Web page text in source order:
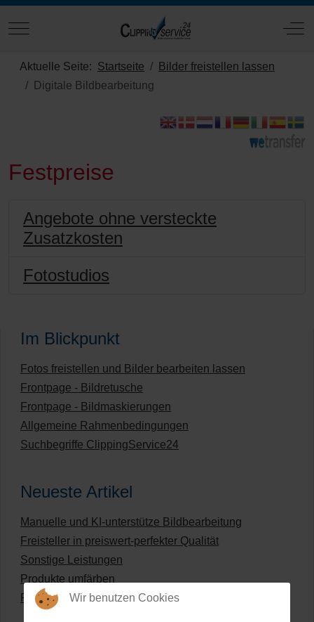
Mobile Menu Toggle Off-
Aktuelle Seite: Startseite
Bilder freistellen lassen
Digitale Bildbearbeitung
Festpreise
Angebote ohne versteckte
Zusatzkosten
Fotostudios
Im Blickpunkt
Fotos freistellen und Bilder bearbeiten lassen
Frontpage - Bildretusche
Frontpage - Bildmaskierungen
Allgemeine Rahmenbedingungen
Suchbegriffe ClippingService24
Neueste Artikel
Manuelle und KI-unterstütze Bildbearbeitung
Freisteller in preiswert-perfekter Qualität
Sonstige Leistungen
Produkte umfärben
Preisliste für digitale Bildbearbeitung
Wir benutzen Cookies